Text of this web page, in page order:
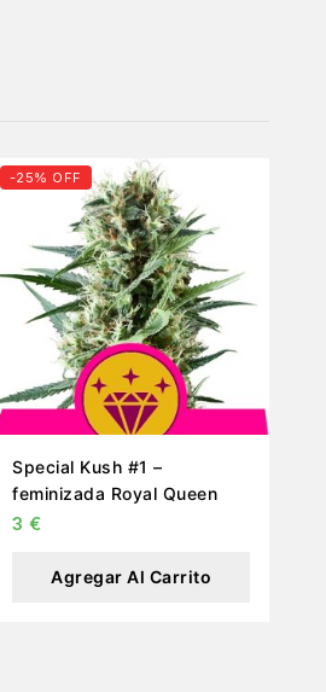
-25% OFF
Special Kush #1 –
feminizada Royal Queen
3 €
Agregar Al Carrito